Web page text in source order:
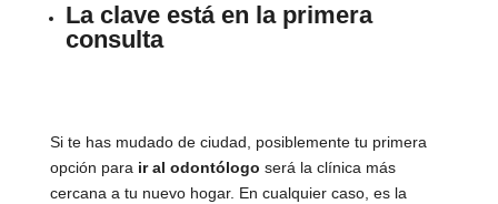
La clave está en la primera
consulta
Si te has mudado de ciudad, posiblemente tu primera
opción para ir al odontólogo será la clínica más
cercana a tu nuevo hogar. En cualquier caso, es la